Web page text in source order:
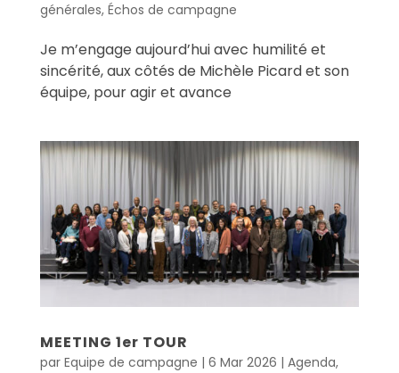
générales, Échos de campagne
Je m’engage aujourd’hui avec humilité et
sincérité, aux côtés de Michèle Picard et son
équipe, pour agir et avance
MEETING 1er TOUR
par Equipe de campagne | 6 Mar 2026 | Agenda,